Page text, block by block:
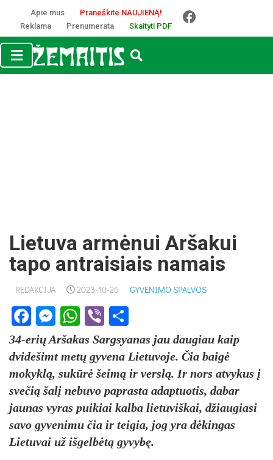
Apie mus
Praneškite NAUJIENĄ!
Reklama
Prenumerata Skaityti PDF
Lietuva armėnui Aršakui
tapo antraisiais namais
REDAKCIJA 2023-10-26 GYVENIMO SPALVOS
Facebook
Messenger
WhatsApp
Viber
34-erių Aršakas Sargsyanas jau daugiau kaip
dvidešimt metų gyvena Lietuvoje. Čia baigė
mokyklą, sukūrė šeimą ir verslą. Ir nors atvykus į
svečią šalį nebuvo paprasta adaptuotis, dabar
jaunas vyras puikiai kalba lietuviškai, džiaugiasi
savo gyvenimu čia ir teigia, jog yra dėkingas
Lietuvai už išgelbėtą gyvybę.